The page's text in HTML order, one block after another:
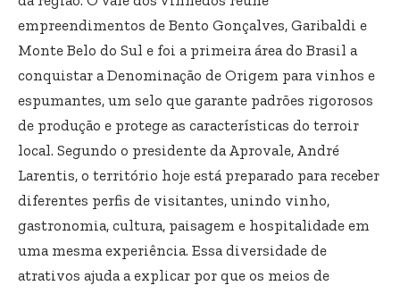
empreendimentos de Bento Gonçalves, Garibaldi e
Monte Belo do Sul e foi a primeira área do Brasil a
conquistar a Denominação de Origem para vinhos e
espumantes, um selo que garante padrões rigorosos
de produção e protege as características do terroir
local. Segundo o presidente da Aprovale, André
Larentis, o território hoje está preparado para receber
diferentes perfis de visitantes, unindo vinho,
gastronomia, cultura, paisagem e hospitalidade em
uma mesma experiência. Essa diversidade de
atrativos ajuda a explicar por que os meios de